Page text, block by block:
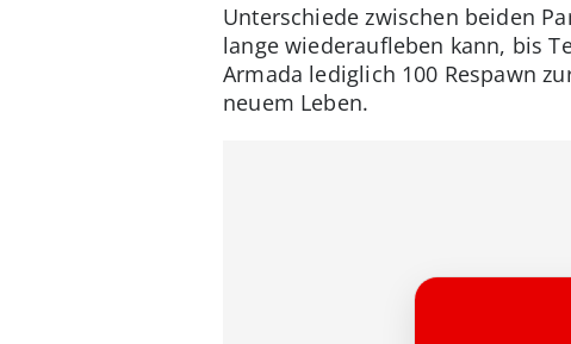
Unterschiede zwischen beiden
lange wiederaufleben kann, bis
Armada lediglich 100 Respawn
neuem Leben.